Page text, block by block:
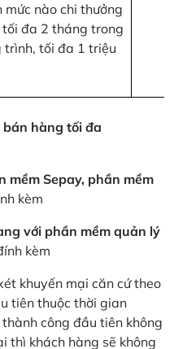
nào chi thưởng
tối đa 2 tháng trong
trình, tối đa 1 triệu
hàng tối đa
mềm Sepay, phần mềm
kèm
với phần mềm quản lý
kèm
khuyến mại căn cứ theo
tiên thuộc thời gian
công đầu tiên không
thì khách hàng sẽ không